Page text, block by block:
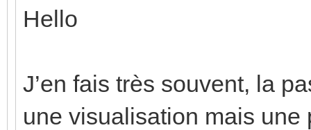
Hello
J’en fais très souvent, la
une visualisation mais